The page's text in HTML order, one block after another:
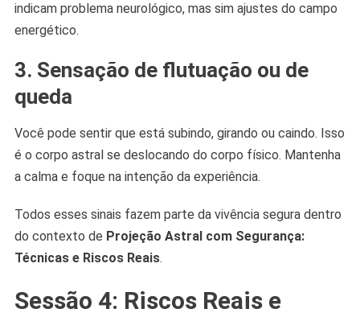
indicam problema neurológico, mas sim ajustes do campo
energético.
3. Sensação de flutuação ou de
queda
Você pode sentir que está subindo, girando ou caindo. Isso
é o corpo astral se deslocando do corpo físico. Mantenha
a calma e foque na intenção da experiência.
Todos esses sinais fazem parte da vivência segura dentro
do contexto de Projeção Astral com Segurança:
Técnicas e Riscos Reais.
Sessão 4: Riscos Reais e